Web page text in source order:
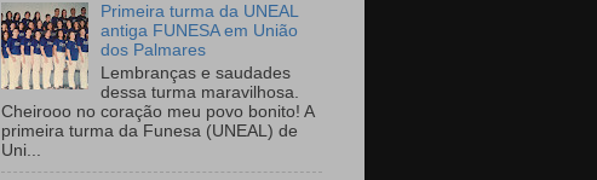
Primeira turma da UNEAL
antiga FUNESA em União
dos Palmares
Lembranças e saudades
dessa turma maravilhosa.
Cheirooo no coração meu povo bonito! A
primeira turma da Funesa (UNEAL) de
Uni...